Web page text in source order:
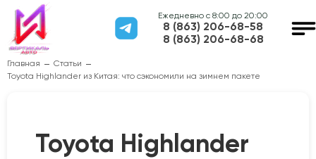
Ежедневно с 8:00 до 20:00
8 (863) 206-68-58
8 (863) 206-68-68
Главная
Статьи
Toyota Highlander из Китая: что сэкономили на зимнем пакете
Toyota Highlander